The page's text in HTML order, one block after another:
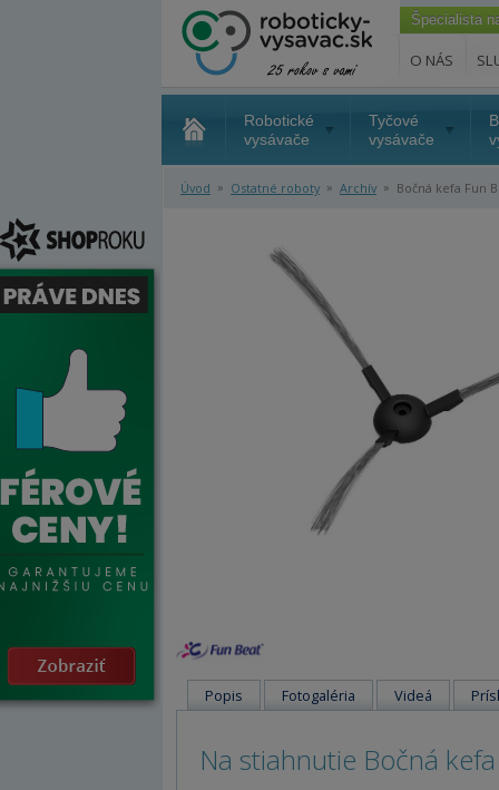
Špecialista
O NÁS
Robotické
vysávače
Tyčové
vysávače
Úvod » Ostatné roboty » Archív » Bočná kefa Fun
Popis Fotogaléria Videá
Na stiahnutie Bočná